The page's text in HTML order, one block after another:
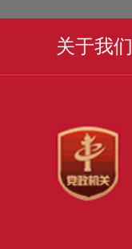
关于我们